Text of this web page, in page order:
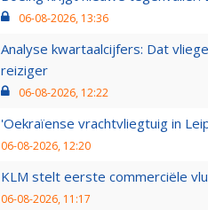
06-08-2026, 13:36
Analyse kwartaalcijfers: Dat
reiziger
06-08-2026, 12:22
'Oekraïense vrachtvliegtuig in
06-08-2026, 12:20
KLM stelt eerste commerciële
06-08-2026, 11:17